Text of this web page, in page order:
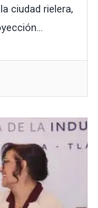
ciudad rielera,